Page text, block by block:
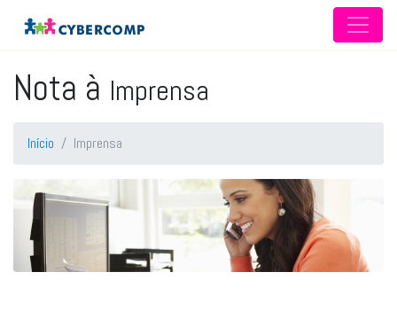
Nota à Imprensa
Início Imprensa